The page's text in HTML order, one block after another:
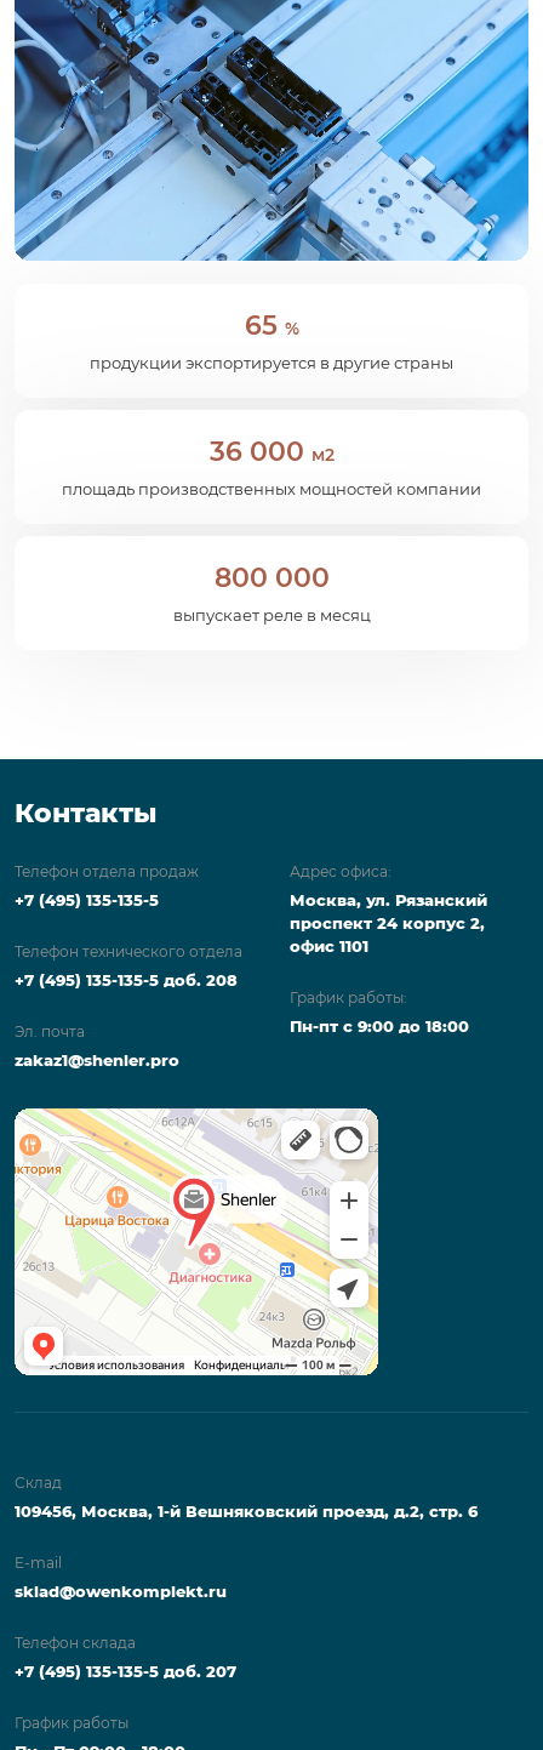
65 %
продукции экспортируется в другие страны
36 000 м2
площадь производственных мощностей компании
800 000
выпускает реле в месяц
Контакты
Телефон отдела продаж
+7 (495) 135-135-5
Телефон технического отдела
+7 (495) 135-135-5 доб. 208
Эл. почта
zakaz1@shenler.pro
Адрес офиса:
Москва, ул. Рязанский
проспект 24 корпус 2,
офис 1101
График работы:
Пн-пт с 9:00 до 18:00
Склад
109456, Москва, 1-й Вешняковский проезд, д.2, стр. 6
E-mail
sklad@owenkomplekt.ru
Телефон склада
+7 (495) 135-135-5 доб. 207
График работы